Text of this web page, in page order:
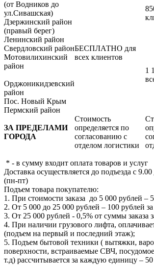
(от Водников до
ул.Сивашская)
Дзержинский район
(правый берег)
Ленинский район
Свердловский район
Мотовилихинский
район
Орджоникидзевский
район
Пос. Новый Крым
Пермский район
БЕСПЛАТНО для
всех клиентов
1
ЗА ПРЕДЕЛАМИ
ГОРОДА
Стоимость
определяется по
согласованию с
отделом логистики
* - в сумму входит оплата товаров и услуг
Доставка осуществляется до подъезда с
(пн-пт)
Подъем товара покупателю:
1. При стоимости заказа до 5 000 рублей –
2. От 5 000 до 25 000 рублей – 100 рублей
3. От 25 000 рублей - 0,5% от суммы заказа
4. При наличии грузового лифта,
(подъем на первый и последний этаж);
5. Подъем бытовой техники ( вытяжки,
поверхности, встраиваемые СВЧ,
т.д) рассчитывается за каждую единицу –